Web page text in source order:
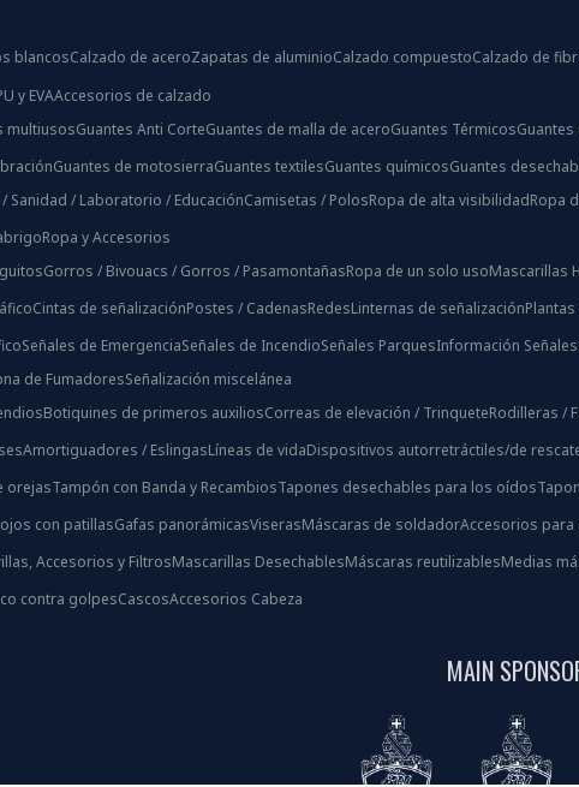
blancosCalzado de aceroZapatas de aluminioCalzado compuestoCalzado de
y EVAAccesorios de calzado
multiusosGuantes Anti CorteGuantes de malla de aceroGuantes Térmicos
Guantes de motosierraGuantes textilesGuantes químicosGuantes
Sanidad / Laboratorio / EducaciónCamisetas / PolosRopa de alta visibilidadRopa
Ropa y Accesorios
Gorros / Bivouacs / Gorros / PasamontañasRopa de un solo usoMascarillas
Cintas de señalizaciónPostes / CadenasRedesLinternas de señalización
Señales de EmergenciaSeñales de IncendioSeñales ParquesInformación Señales
de FumadoresSeñalización miscelánea
Botiquines de primeros auxiliosCorreas de elevación / TrinqueteRodilleras /
Amortiguadores / EslingasLíneas de vidaDispositivos autorretráctiles/de
orejasTampón con Banda y RecambiosTapones desechables para los oídos
con patillasGafas panorámicasViserasMáscaras de soldadorAccesorios para
Accesorios y FiltrosMascarillas DesechablesMáscaras reutilizablesMedias
contra golpesCascosAccesorios Cabeza
MAIN